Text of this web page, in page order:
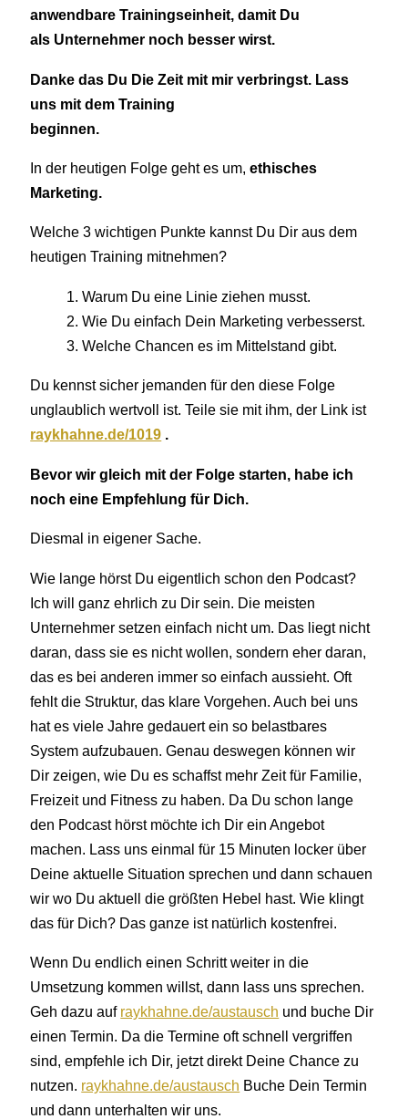
anwendbare Trainingseinheit, damit Du
als Unternehmer noch besser wirst.
Danke das Du Die Zeit mit mir verbringst. Lass
uns mit dem Training
beginnen.
In der heutigen Folge geht es um,ethisches
Marketing.
Welche 3 wichtigen Punkte kannst Du Dir aus dem
heutigen Training mitnehmen?
1. Warum Du eine Linie ziehen musst.
2. Wie Du einfach Dein Marketing verbesserst.
3. Welche Chancen es im Mittelstand gibt.
Du kennst sicher jemanden für den diese Folge
unglaublich wertvoll ist. Teile sie mit ihm, der Link ist
raykhahne.de/1019 .
Bevor wir gleich mit der Folge starten, habe ich
noch eine Empfehlung für Dich.
Diesmal in eigener Sache.
Wie lange hörst Du eigentlich schon den Podcast?
Ich will ganz ehrlich zu Dir sein. Die meisten
Unternehmer setzen einfach nicht um. Das liegt nicht
daran, dass sie es nicht wollen, sondern eher daran,
das es bei anderen immer so einfach aussieht. Oft
fehlt die Struktur, das klare Vorgehen. Auch bei uns
hat es viele Jahre gedauert ein so belastbares
System aufzubauen. Genau deswegen können wir
Dir zeigen, wie Du es schaffst mehr Zeit für Familie,
Freizeit und Fitness zu haben. Da Du schon lange
den Podcast hörst möchte ich Dir ein Angebot
machen. Lass uns einmal für 15 Minuten locker über
Deine aktuelle Situation sprechen und dann schauen
wir wo Du aktuell die größten Hebel hast. Wie klingt
das für Dich? Das ganze ist natürlich kostenfrei.
Wenn Du endlich einen Schritt weiter in die
Umsetzung kommen willst, dann lass uns sprechen.
Geh dazu auf raykhahne.de/austausch und buche Dir
einen Termin. Da die Termine oft schnell vergriffen
sind, empfehle ich Dir, jetzt direkt Deine Chance zu
nutzen. raykhahne.de/austausch Buche Dein Termin
und dann unterhalten wir uns.